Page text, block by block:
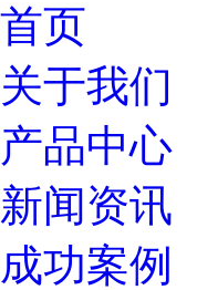
首页
关于我们
产品中心
新闻资讯
成功案例